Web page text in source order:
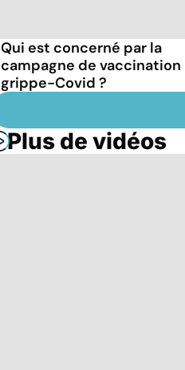
Qui est concerné par la
campagne de vaccination
grippe-Covid ?
Plus de vidéos